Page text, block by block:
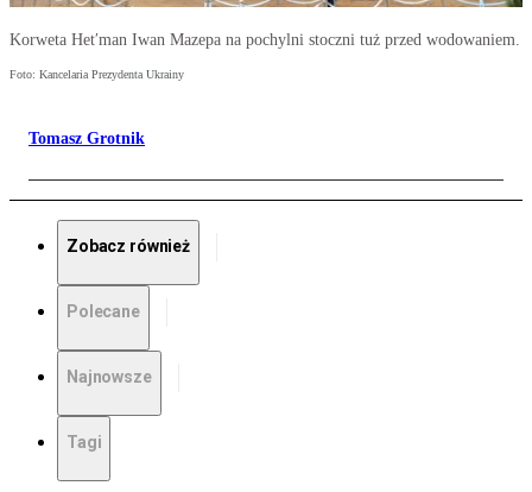
Korweta Hetʹman Iwan Mazepa na pochylni stoczni tuż przed wodowaniem.
Foto: Kancelaria Prezydenta Ukrainy
Tomasz Grotnik
Zobacz również
Polecane
Najnowsze
Tagi